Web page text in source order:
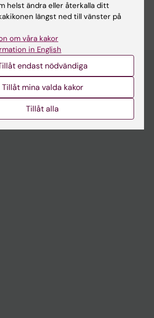
helst ändra eller återkalla ditt
längst ned till vänster på
om våra kakor
in English
endast nödvändiga
Tillåt mina valda kakor
Tillåt alla